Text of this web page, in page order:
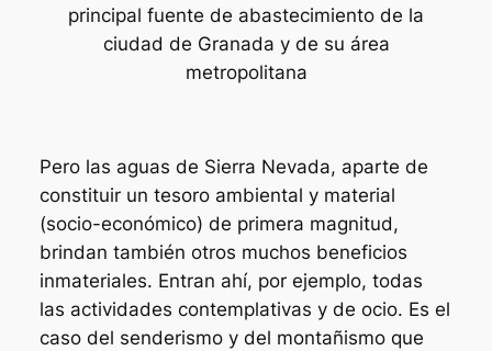
principal fuente de abastecimiento de la
ciudad de Granada y de su área
metropolitana
Pero las aguas de Sierra Nevada, aparte de
constituir un tesoro ambiental y material
(socio-económico) de primera magnitud,
brindan también otros muchos beneficios
inmateriales. Entran ahí, por ejemplo, todas
las actividades contemplativas y de ocio. Es el
caso del senderismo y del montañismo que